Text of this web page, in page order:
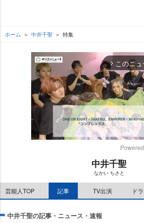
ホーム 中井千聖 特集
arrow_forward_ios このニ
中井千聖
なかい ちさと
芸能人TOP 記事 TV出演 ド
中井千聖の記事・ニュース・速報